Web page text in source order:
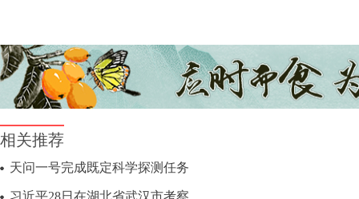
相关推荐
天问一号完成既定科学探测任务
习近平28日在湖北省武汉市考察